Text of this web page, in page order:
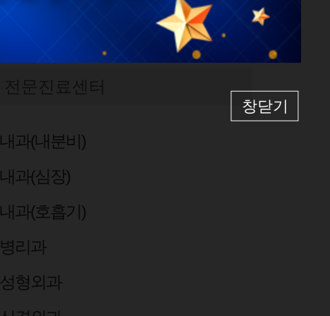
내과(내분비)
내과(심장)
내과(호흡기)
병리과
성형외과
창닫기